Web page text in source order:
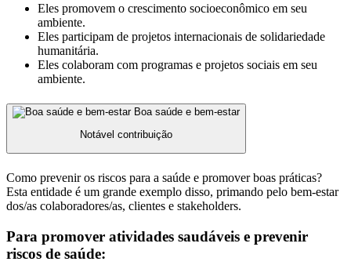
Eles promovem o crescimento socioeconômico em seu
ambiente.
Eles participam de projetos internacionais de solidariedade
humanitária.
Eles colaboram com programas e projetos sociais em seu
ambiente.
Boa saúde e bem-estar
Notável contribuição
Como prevenir os riscos para a saúde e promover boas práticas?
Esta entidade é um grande exemplo disso, primando pelo bem-estar
dos/as colaboradores/as, clientes e stakeholders.
Para promover atividades saudáveis ​​e prevenir
riscos de saúde: